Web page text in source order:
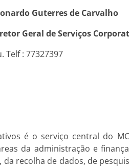
Guterres de Carvalho
Geral de Serviços
Telf : 77327397
é o serviço central do
da administração e
recolha de dados, de